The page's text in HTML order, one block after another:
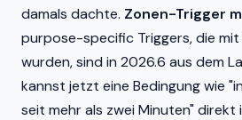
damals dachte. Zonen-Trigger
purpose-specific Triggers, die
wurden, sind in 2026.6 aus dem
kannst jetzt eine Bedingung wie
seit mehr als zwei Minuten" direkt